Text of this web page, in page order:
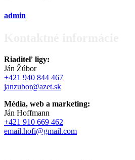
admin
Riaditeľ ligy:
Ján Žúbor
+421 940 844 467
janzubor@azet.sk
Média, web a marketing:
Ján Hoffmann
+421 910 669 462
email.hofi@gmail.com